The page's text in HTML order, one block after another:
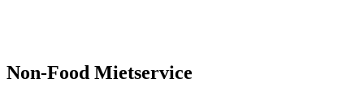
Non-Food Mietservice